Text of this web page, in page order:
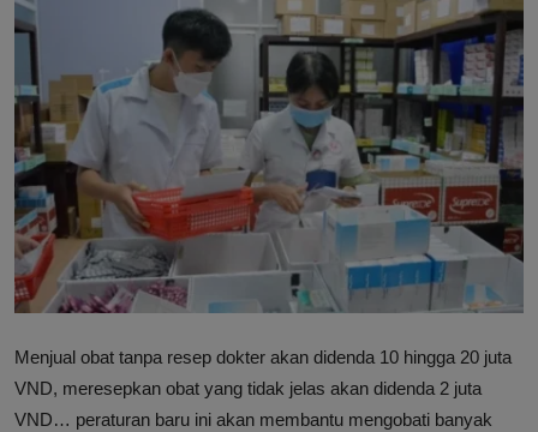
Menjual obat tanpa resep dokter akan didenda 10 hingga 20 juta
VND, meresepkan obat yang tidak jelas akan didenda 2 juta
VND… peraturan baru ini akan membantu mengobati banyak